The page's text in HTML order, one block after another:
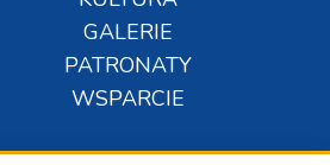
GALERIE
PATRONATY
WSPARCIE